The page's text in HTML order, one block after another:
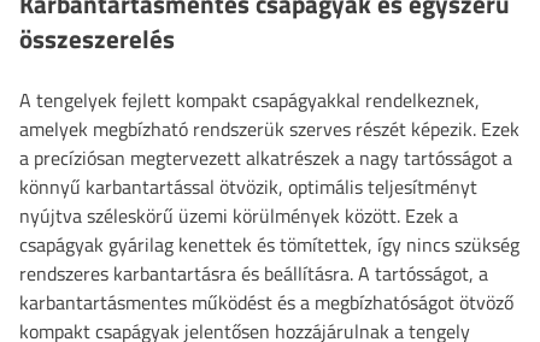
összeszerelés
A tengelyek fejlett kompakt csapágyakkal rendelkeznek,
amelyek megbízható rendszerük szerves részét képezik. Ezek
a precíziósan megtervezett alkatrészek a nagy tartósságot a
könnyű karbantartással ötvözik, optimális teljesítményt
nyújtva széleskörű üzemi körülmények között. Ezek a
csapágyak gyárilag kenettek és tömítettek, így nincs szükség
rendszeres karbantartásra és beállításra. A tartósságot, a
karbantartásmentes működést és a megbízhatóságot ötvöző
kompakt csapágyak jelentősen hozzájárulnak a tengely